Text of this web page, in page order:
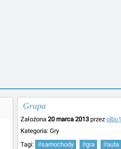
Grupa
Założona 20 marca 2013 przez olbo1
Kategoria: Gry
Tagi: #samochody #gra #auta